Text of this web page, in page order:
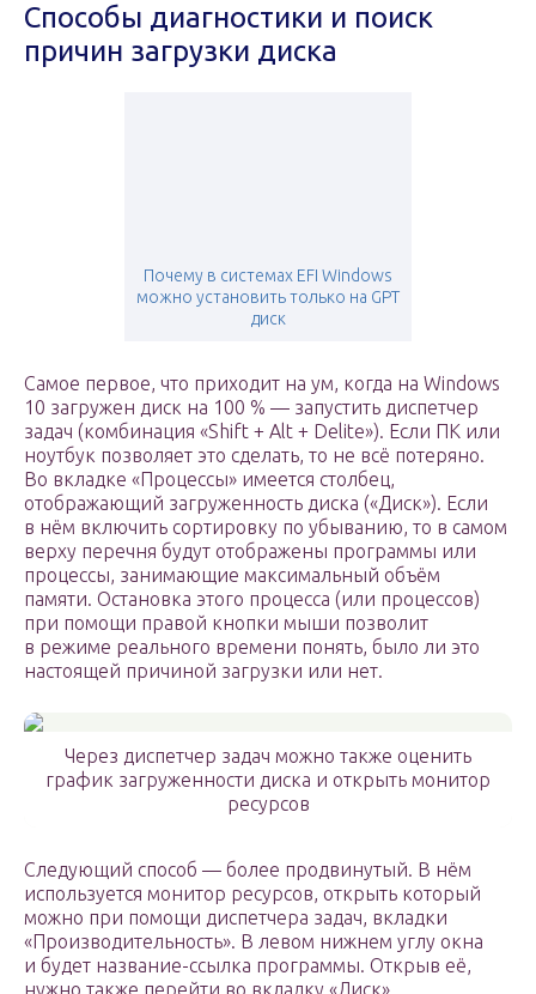
Способы диагностики и поиск
причин загрузки диска
Почему в системах EFI Windows
можно установить только на GPT
диск
Самое первое, что приходит на ум, когда на Windows
10 загружен диск на 100 % — запустить диспетчер
задач (комбинация «Shift + Alt + Delite»). Если ПК или
ноутбук позволяет это сделать, то не всё потеряно.
Во вкладке «Процессы» имеется столбец,
отображающий загруженность диска («Диск»). Если
в нём включить сортировку по убыванию, то в самом
верху перечня будут отображены программы или
процессы, занимающие максимальный объём
памяти. Остановка этого процесса (или процессов)
при помощи правой кнопки мыши позволит
в режиме реального времени понять, было ли это
настоящей причиной загрузки или нет.
Через диспетчер задач можно также оценить
график загруженности диска и открыть монитор
ресурсов
Следующий способ — более продвинутый. В нём
используется монитор ресурсов, открыть который
можно при помощи диспетчера задач, вкладки
«Производительность». В левом нижнем углу окна
и будет название-ссылка программы. Открыв её,
нужно также перейти во вкладку «Диск»